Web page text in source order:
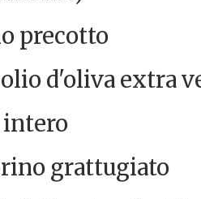
precotto
d'oliva extra
intero
grattugiato